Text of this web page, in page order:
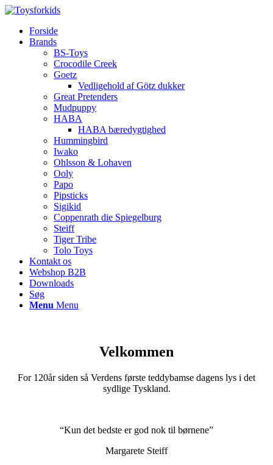
Forside
Brands
BS-Toys
Crocodile Creek
Goetz
Vedligehold af Götz dukker
Great Pretenders
Mudpuppy
HABA
HABA bæredygtighed
Hummingbird
Iwako
Ohlsson & Lohaven
Ooly
Papo
Pipsticks
Sigikid
Coppenrath die Spiegelburg
Steiff
Tiger Tribe
Tolo Toys
Kontakt os
Webshop B2B
Downloads
Søg
Menu Menu
Velkommen
For 120år siden så Verdens første teddybamse dagens lys i det
sydlige Tyskland.
“Kun det bedste er god nok til børnene”
Margarete Steiff